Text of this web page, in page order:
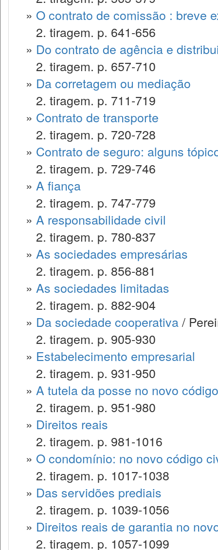
» O contrato de comissão : breve
2. tiragem. p. 641-656
» Do contrato de agência e
2. tiragem. p. 657-710
» Da corretagem ou mediação
2. tiragem. p. 711-719
» Contrato de transporte
2. tiragem. p. 720-728
» Contrato de seguro: alguns
2. tiragem. p. 729-746
» A fiança
2. tiragem. p. 747-779
» A responsabilidade civil
2. tiragem. p. 780-837
» As sociedades empresárias
2. tiragem. p. 856-881
» As sociedades limitadas
2. tiragem. p. 882-904
» Da sociedade cooperativa/
2. tiragem. p. 905-930
» Estabelecimento empresarial
2. tiragem. p. 931-950
» A tutela da posse no novo
2. tiragem. p. 951-980
» Direitos reais
2. tiragem. p. 981-1016
» O condomínio: no novo código
2. tiragem. p. 1017-1038
» Das servidões prediais
2. tiragem. p. 1039-1056
» Direitos reais de garantia no
2. tiragem. p. 1057-1099